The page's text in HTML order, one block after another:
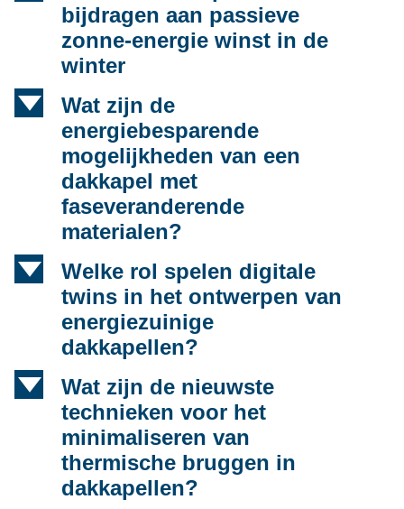
bijdragen aan passieve
zonne-energie winst in de
winter
d
Wat zijn de
energiebesparende
mogelijkheden van een
dakkapel met
faseveranderende
materialen?
d
Welke rol spelen digitale
twins in het ontwerpen van
energiezuinige
dakkapellen?
d
Wat zijn de nieuwste
technieken voor het
minimaliseren van
thermische bruggen in
dakkapellen?